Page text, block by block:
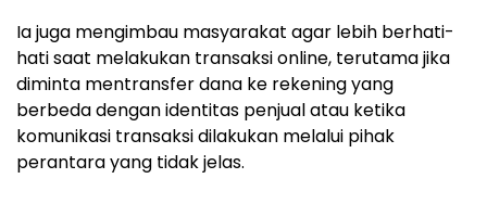
Ia juga mengimbau masyarakat agar lebih berhati-
hati saat melakukan transaksi online, terutama jika
diminta mentransfer dana ke rekening yang
berbeda dengan identitas penjual atau ketika
komunikasi transaksi dilakukan melalui pihak
perantara yang tidak jelas.